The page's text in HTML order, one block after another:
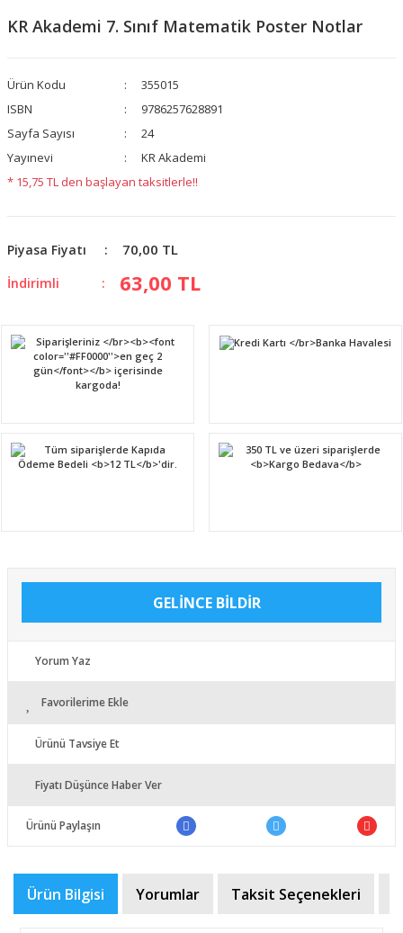
KR Akademi 7. Sınıf Matematik Poster Notlar
Ürün Kodu
355015
ISBN
9786257628891
Sayfa Sayısı
24
Yayınevi
KR Akademi
* 15,75 TL den başlayan taksitlerle!!
Piyasa Fiyatı 70,00 TL
İndirimli 63,00 TL
GELİNCE BİLDİR
Yorum Yaz
Favorilerime Ekle
Ürünü Tavsiye Et
Fiyatı Düşünce Haber Ver
Ürünü Paylaşın
Ürün Bilgisi Yorumlar Taksit Seçenekleri